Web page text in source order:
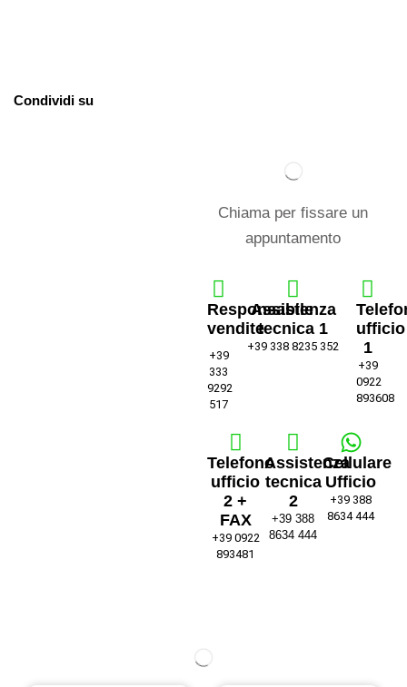
Condividi su
Chiama per fissare un
appuntamento
Responsabile
vendite
+39
333
9292
517
Assistenza
tecnica 1
+39 338 8235 352
ufficio
1
+39
0922
893608
Telefono
ufficio
2 +
FAX
+39 0922
893481
Assistenza
tecnica
2
+39 388
8634 444
Cellulare
Ufficio
+39 388
8634 444